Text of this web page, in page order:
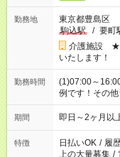
勤務地
東京都豊島区
駒込駅
/ 要町
介護施設 ★
いたします！
勤務時間
(1)07:00～16:00
例です！その
期間 即日～2ヶ月以
特徴 日払いOK / 履
上の大量募集 /